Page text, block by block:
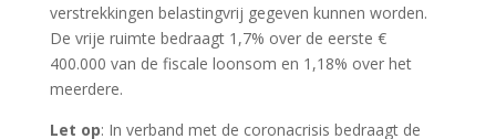
verstrekkingen belastingvrij gegeven kunnen worden.
De vrije ruimte bedraagt 1,7% over de eerste €
400.000 van de fiscale loonsom en 1,18% over het
meerdere.
Let op: In verband met de coronacrisis bedraagt de